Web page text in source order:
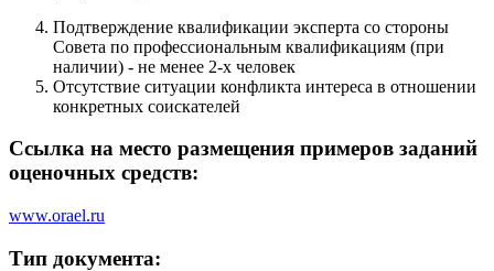
Подтверждение квалификации эксперта со стороны
Совета по профессиональным квалификациям (при
наличии) - не менее 2-х человек
Отсутствие ситуации конфликта интереса в отношении
конкретных соискателей
Ссылка на место размещения примеров заданий
оценочных средств:
www.orael.ru
Тип документа: